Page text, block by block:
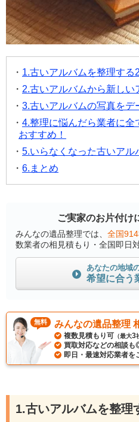
1.古いアルバムを整理する
2.古いアルバムから新し
3.古いアルバムの写真をデ
4.整理に悩んだら業者に
おすすめ！
5.いらなくなった古いアル
6.まとめ
ご実家のお片付け
みんなの遺品整理では、 全国
数業者の相見積もり・全国即日
あなたの地域
希望に合う
無料 みんなの遺品整理
複数見積もり可 （最大3
買取対応などの相談
即日・最速対応業者を
1.古いアルバムを整理